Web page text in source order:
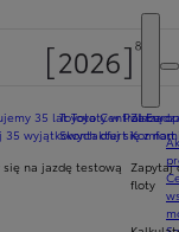
35 lat Toyoty w Polsce
35 wyjątkowych ofert
się na jazdę testową
Toyota Central
Skontaktuj się zKomfort
Zapytaj
floty